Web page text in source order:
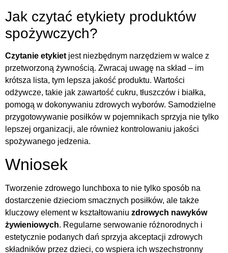
Jak czytać etykiety produktów
spożywczych?
Czytanie etykiet jest niezbędnym narzędziem w walce z
przetworzoną żywnością. Zwracaj uwagę na skład – im
krótsza lista, tym lepsza jakość produktu. Wartości
odżywcze, takie jak zawartość cukru, tłuszczów i białka,
pomogą w dokonywaniu zdrowych wyborów. Samodzielne
przygotowywanie posiłków w pojemnikach sprzyja nie tylko
lepszej organizacji, ale również kontrolowaniu jakości
spożywanego jedzenia.
Wniosek
Tworzenie zdrowego lunchboxa to nie tylko sposób na
dostarczenie dzieciom smacznych posiłków, ale także
kluczowy element w kształtowaniu zdrowych nawyków
żywieniowych. Regularne serwowanie różnorodnych i
estetycznie podanych dań sprzyja akceptacji zdrowych
składników przez dzieci, co wspiera ich wszechstronny